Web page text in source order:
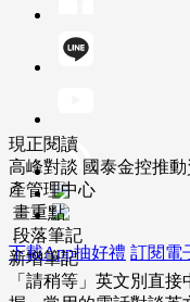
下載App抽好禮 訂閱電
現正閱讀
高峰對談 國泰金控推
產管理中心
畫重點
段落筆記
新增筆記
「請稍等」英文別直接